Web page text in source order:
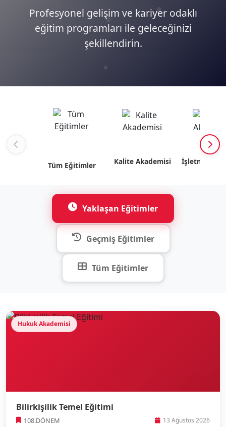
Profesyonel gelişim ve kariyer odaklı
eğitim programları ile geleceğinizi
şekillendirin.
Tüm Eğitimler Kalite Akademisi İşletme
Yaklaşan Eğitimler
Geçmiş Eğitimler
Tüm Eğitimler
Hukuk Akademisi
Bilirkişilik Temel Eğitimi
108.DÖNEM 13 Ağustos 2026